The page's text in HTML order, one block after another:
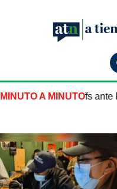
MINUTO A MINUTO
inicia playoffs ante